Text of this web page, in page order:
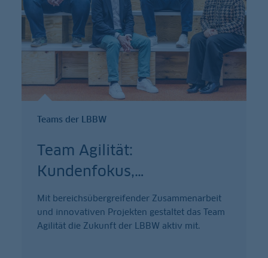
Teams der LBBW
Team Agilität:
Kundenfokus,…
Mit bereichsübergreifender Zusammenarbeit
und innovativen Projekten gestaltet das Team
Agilität die Zukunft der LBBW aktiv mit.